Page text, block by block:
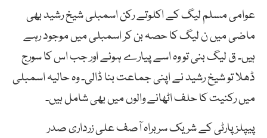
عوامی مسلم لیگ کے اکلوتے رکن اسمبلی شیخ رشید بھی
ماضی میں ن لیگ کا حصہ بن کر اسمبلی میں موجود رہے
ہیں۔ ق لیگ بنی تو وہ اسے پیارے ہوئے اور جب اس کا سورج
ڈھلا تو شیخ رشید نے اپنی جماعت بنا ڈالی۔ وہ حالیہ اسمبلی
میں رکنیت کا حلف اٹھانے والوں میں بھی شامل ہیں۔
پیپلزپارٹی کے شریک سربراہ آصف علی زرداری صدر